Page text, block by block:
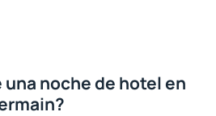
noche de hotel en